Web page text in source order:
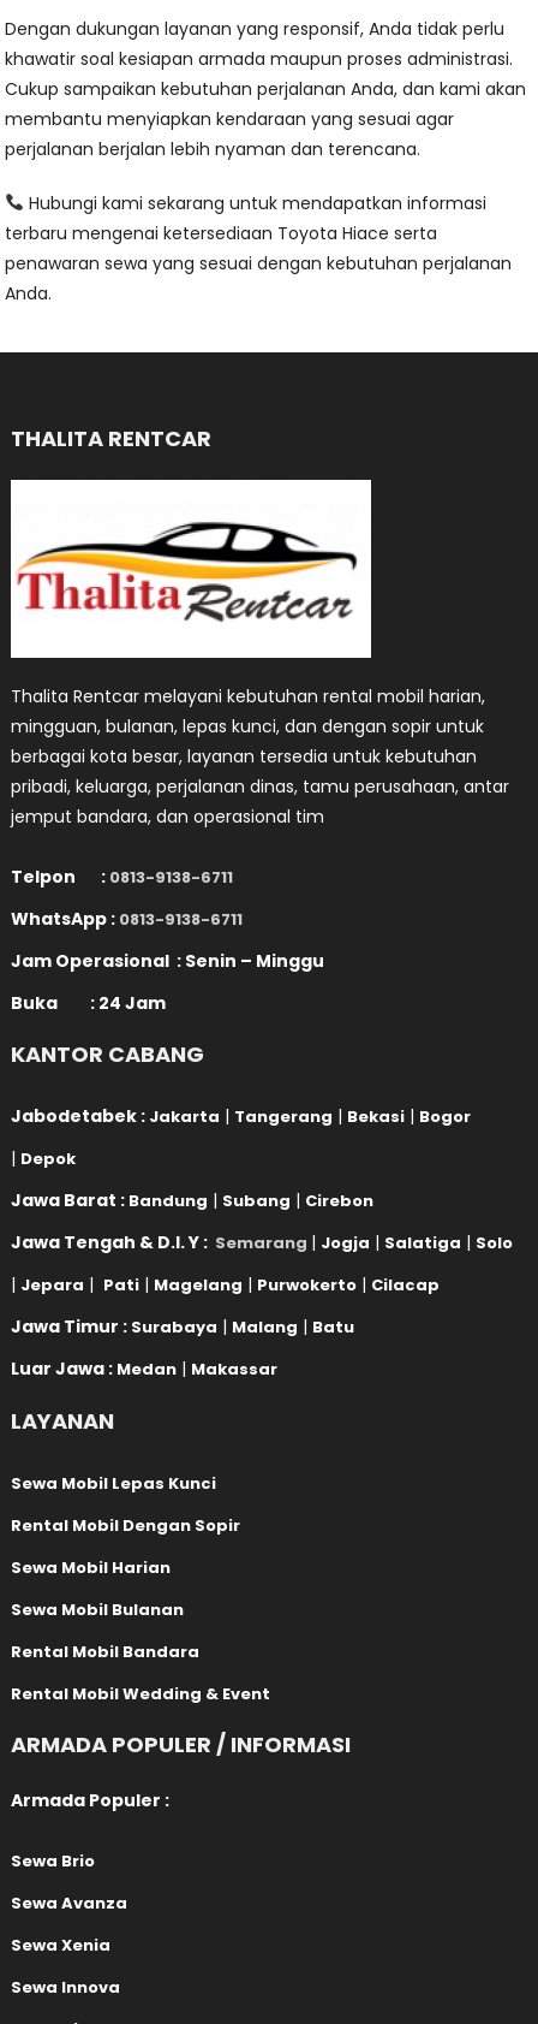
Dengan dukungan layanan yang responsif, Anda tidak perlu
khawatir soal kesiapan armada maupun proses administrasi.
Cukup sampaikan kebutuhan perjalanan Anda, dan kami akan
membantu menyiapkan kendaraan yang sesuai agar
perjalanan berjalan lebih nyaman dan terencana.
Hubungi kami sekarang untuk mendapatkan informasi
terbaru mengenai ketersediaan Toyota Hiace serta
penawaran sewa yang sesuai dengan kebutuhan perjalanan
Anda.
THALITA RENTCAR
Thalita Rentcar melayani kebutuhan rental mobil harian,
mingguan, bulanan, lepas kunci, dan dengan sopir untuk
berbagai kota besar, layanan tersedia untuk kebutuhan
pribadi, keluarga, perjalanan dinas, tamu perusahaan, antar
jemput bandara, dan operasional tim
Telpon : 0813-9138-6711
WhatsApp : 0813-9138-6711
Jam Operasional : Senin – Minggu
Buka : 24 Jam
KANTOR CABANG
Jabodetabek : Jakarta | Tangerang | Bekasi | Bogor
| Depok
Jawa Barat : Bandung | Subang | Cirebon
Jawa Tengah & D.I. Y : Semarang | Jogja | Salatiga | Solo
| Jepara | Pati | Magelang | Purwokerto | Cilacap
Jawa Timur : Surabaya | Malang | Batu
Luar Jawa : Medan | Makassar
LAYANAN
Sewa Mobil Lepas Kunci
Rental Mobil Dengan Sopir
Sewa Mobil Harian
Sewa Mobil Bulanan
Rental Mobil Bandara
Rental Mobil Wedding & Event
ARMADA POPULER / INFORMASI
Armada Populer :
Sewa Brio
Sewa Avanza
Sewa Xenia
Sewa Innova